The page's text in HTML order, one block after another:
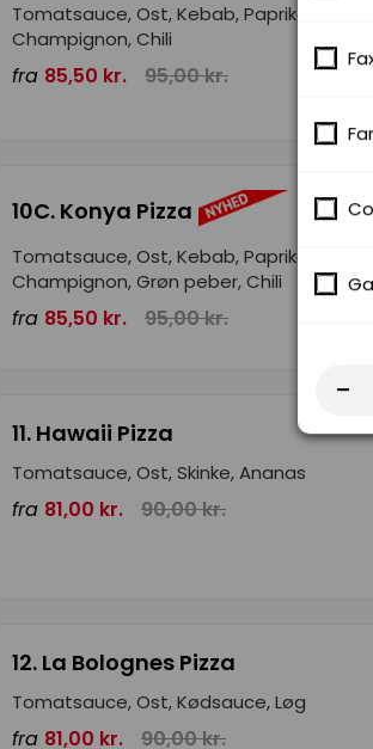
Tomatsauce, Ost, Kebab, Paprika,
Champignon, Chili
fra 85,50 kr. 95,00 kr.
10C. Konya Pizza
Tomatsauce, Ost, Kebab, Paprika,
Champignon, Grøn peber, Chili
fra 85,50 kr. 95,00 kr.
11. Hawaii Pizza
Tomatsauce, Ost, Skinke, Ananas
fra 81,00 kr. 90,00 kr.
12. La Bolognes Pizza
Tomatsauce, Ost, Kødsauce, Løg
fra 81,00 kr. 90,00 kr.
-